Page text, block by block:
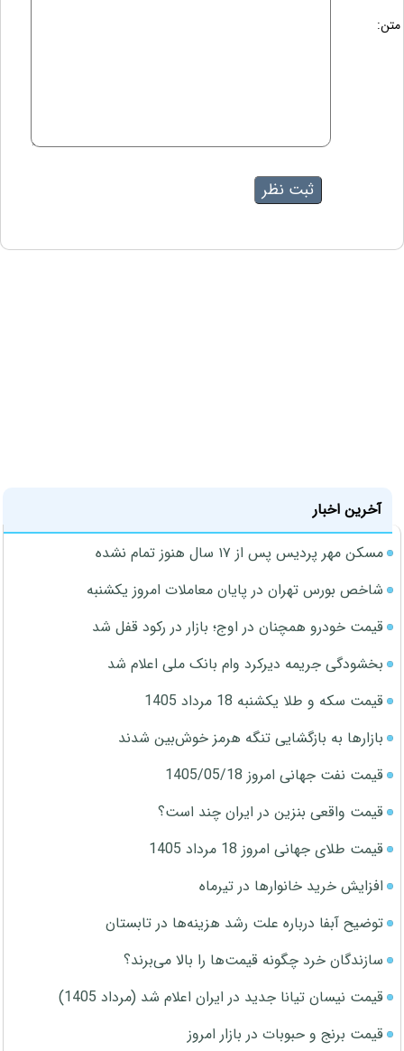
متن:
آخرین اخبار
مسکن مهر پردیس پس از ۱۷ سال هنوز تمام نشده
شاخص بورس تهران در پایان معاملات امروز یکشنبه
قیمت خودرو همچنان در اوج؛ بازار در رکود قفل شد
بخشودگی جریمه دیرکرد وام بانک ملی اعلام شد
قیمت سکه و طلا یکشنبه 18 مرداد 1405
بازارها به بازگشایی تنگه هرمز خوش‌بین شدند
قیمت نفت جهانی امروز 1405/05/18
قیمت واقعی بنزین در ایران چند است؟
قیمت طلای جهانی امروز 18 مرداد 1405
افزایش خرید خانوارها در تیرماه
توضیح آبفا درباره علت رشد هزینه‌ها در تابستان
سازندگان خرد چگونه قیمت‌ها را بالا می‌برند؟
قیمت نیسان تیانا جدید در ایران اعلام شد (مرداد 1405)
قیمت برنج و حبوبات در بازار امروز